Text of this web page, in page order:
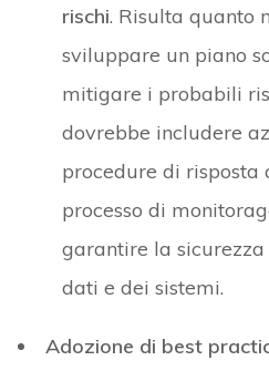
rischi. Risulta quanto
sviluppare un piano
mitigare i probabili
dovrebbe includere
procedure di risposta
processo di
garantire la
dati e dei sistemi.
Adozione di best